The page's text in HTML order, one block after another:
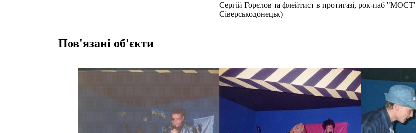
Сергій Горєлов та флейтист в протигазі, рок-паб
Сіверськодонецьк)
Пов'язані об'єкти